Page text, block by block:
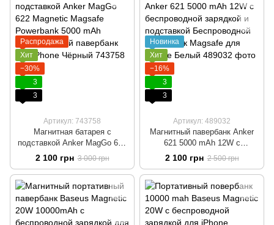
Распродажа
Хит
−30%
3
3
Артикул: 743758
Магнитная батарея с
подставкой Anker MagGo 622
Magnetic Magsafe Powerbank
5000 mAh Беспроводной
павербанк для iPhone Чёрный
2 100 грн 3 000 грн
Новинка
Хит
−16%
3
3
Артикул: 489032
Магнитный павербанк Anker
621 5000 mAh 12W с
беспроводной зарядкой и
подставкой Беспроводной
павербанк Magsafe для
iPhone Белый
2 100 грн 2 500 грн